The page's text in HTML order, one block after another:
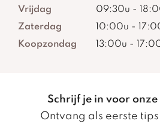
Vrijdag
09:30u -
Zaterdag
10:00u -
Koopzondag
13:00u -
Schrijf je in voor
Ontvang als eerste